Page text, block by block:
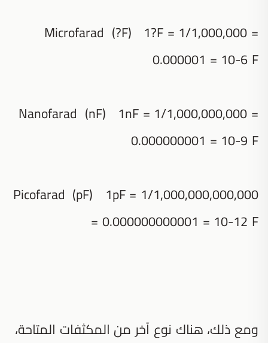
Microfarad (?F) 1?F = 1/1,000,000 =
0.000001 = 10-6 F
Nanofarad (nF) 1nF = 1/1,000,000,000 =
0.000000001 = 10-9 F
Picofarad (pF) 1pF = 1/1,000,000,000,000
= 0.000000000001 = 10-12 F
ومع ذلك، هناك نوع آخر من المكثفات المتاحة،